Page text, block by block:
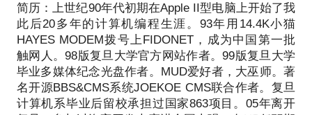
如果又想做配套的智能硬件，那是选CPU，还是单片
机MCU，还是FPGA，还是GPU？如果智能硬件又要
加上通讯模块，那是用WIFI，还是蓝牙，还是
GSM/GPRS，还是电力载波，还是LoRA，还是NB
IoT？我来告诉您这些方案各自的应用领域和优缺点，
根据您的具体情况给出个人的意见和建议。
简历：上世纪90年代初期在Apple II型电脑上开始了我
此后20多年的计算机编程生涯。93年用14.4K小猫
HAYES MODEM拨号上FIDONET，成为中国第一批
触网人。98版复旦大学官方网站作者。99版复旦大学
毕业多媒体纪念光盘作者。MUD爱好者，大巫师。著
名开源BBS&CMS系统JOEKOE CMS联合作者。复旦
计算机系毕业后留校承担过国家863项目。05年离开